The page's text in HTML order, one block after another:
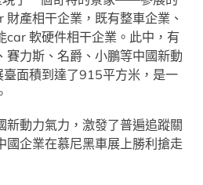
產相干企業，既有整車企業、
car 軟硬件相干企業。此中，有
賽力斯、名爵、小鵬等中國新動
面積到達了915平方米，是一
動力氣力，激發了普遍追蹤關
國企業在慕尼黑車展上勝利搶走